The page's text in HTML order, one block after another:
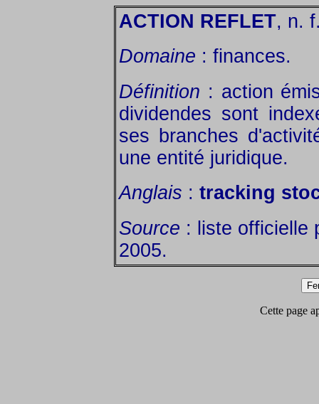
ACTION REFLET, n.
Domaine : finances.
Définition : action
dividendes sont
ses branches
une entité juridique.
Anglais : tracking
Source : liste officielle
2005.
Cette page